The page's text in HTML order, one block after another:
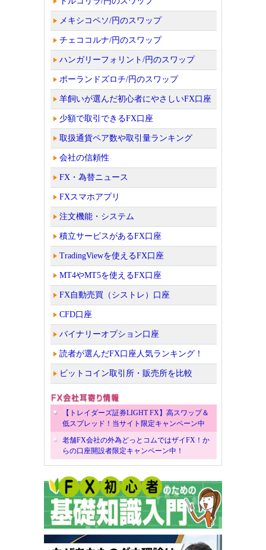
メキシコペソ/円のスワップ
チェココルナ/円のスワップ
ハンガリーフォリント/円のスワップ
ポーランドズロチ/円のスワップ
羊飼いが選んだ初心者にやさしいFX口座
少額で取引できるFX口座
取扱通貨ペア数や取引量ランキング
会社の信頼性
FX・為替ニュース
FXスマホアプリ
注文機能・システム
積立サービスがあるFX口座
TradingViewを使えるFX口座
MT4やMT5を使えるFX口座
FX自動売買（シストレ）口座
CFD口座
バイナリーオプション口座
読者が選んだFX口座人気ランキング！
ビットコイン取引所・販売所を比較
【トレイダーズ証券LIGHT FX】高スワップ＆
低スプレッド！当サイト限定キャンペーン中
老舗FX会社の外為どっとコムではザイFX！か
らの口座開設者限定キャンペーン中！